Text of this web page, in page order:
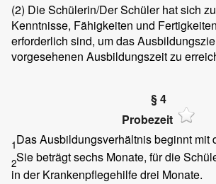
(2) Die Schülerin/Der Schüler hat sich
Kenntnisse, Fähigkeiten und
erforderlich sind, um das
vorgesehenen Ausbildungszeit zu
§ 4
Probezeit
1Das Ausbildungsverhältnis beginnt mit
2Sie beträgt sechs Monate, für die
in der Krankenpflegehilfe drei Monate.